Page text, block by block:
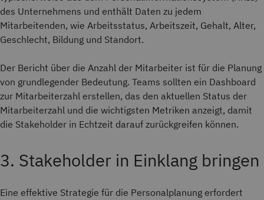
des Unternehmens und enthält Daten zu jedem
Mitarbeitenden, wie Arbeitsstatus, Arbeitszeit, Gehalt, Alter,
Geschlecht, Bildung und Standort.
Der Bericht über die Anzahl der Mitarbeiter ist für die Planung
von grundlegender Bedeutung. Teams sollten ein Dashboard
zur Mitarbeiterzahl erstellen, das den aktuellen Status der
Mitarbeiterzahl und die wichtigsten Metriken anzeigt, damit
die Stakeholder in Echtzeit darauf zurückgreifen können.
3. Stakeholder in Einklang bringen
Eine effektive Strategie für die Personalplanung erfordert